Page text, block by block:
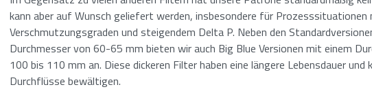
„*“ zeigt erforderliche Felder an
Name*
kann aber auf Wunsch geliefert werden, insbesondere für Prozesssituationen
Verschmutzungsgraden und steigendem Delta P. Neben den
Durchmesser von 60-65 mm bieten wir auch Big Blue Versionen mit einem
100 bis 110 mm an. Diese dickeren Filter haben eine längere Lebensdauer und
Durchflüsse bewältigen.